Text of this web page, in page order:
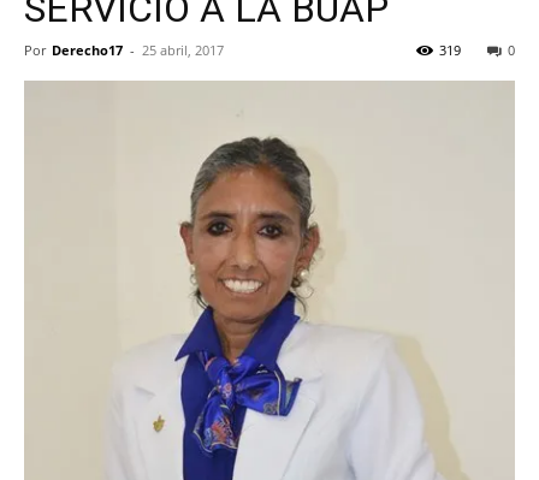
Por Derecho17 - 25 abril, 2017 0
319